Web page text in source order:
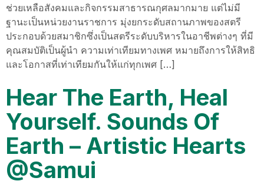
ช่วยเหลือสังคมและกิจกรรมสาธารณกุศลมากมาย แต่ไม่มี
ฐานะเป็นหน่วยงานราชการ มุ่งยกระดับสถานภาพของสตรี
ประกอบด้วยสมาชิกซึ่งเป็นสตรีระดับบริหารในอาชีพต่างๆ ที่มี
คุณสมบัติเป็นผู้นำ ความเท่าเทียมทางเพศ หมายถึงการให้สิทธิ
และโอกาสที่เท่าเทียมกันให้แก่ทุกเพศ […]
Hear The Earth, Heal
Yourself. Sounds Of
Earth – Artistic Hearts
@Samui